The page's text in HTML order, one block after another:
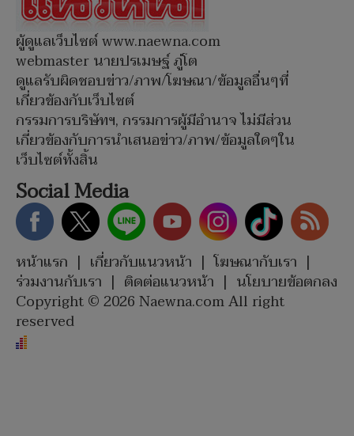
ผู้ดูแลเว็บไซต์ www.naewna.com
webmaster นายปรเมษฐ์ ภู่โต
ดูแลรับผิดชอบข่าว/ภาพ/โฆษณา/ข้อมูลอื่นๆที่
เกี่ยวข้องกับเว็บไซต์
กรรมการบริษัทฯ, กรรมการผู้มีอำนาจ ไม่มีส่วน
เกี่ยวข้องกับการนำเสนอข่าว/ภาพ/ข้อมูลใดๆใน
เว็บไซต์ทั้งสิ้น
Social Media
หน้าแรก | เกี่ยวกับแนวหน้า | โฆษณากับเรา |
ร่วมงานกับเรา | ติดต่อแนวหน้า | นโยบายข้อตกลง
Copyright © 2026 Naewna.com All right
reserved